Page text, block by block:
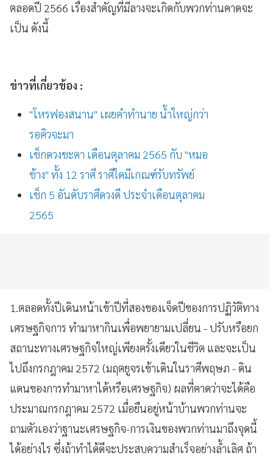
ตลอดปี 2566 เรื่องสำคัญที่มีลางจะเกิดกับพวกท่านคาดจะ
เป็น ดังนี้
ข่าวที่เกี่ยวข้อง :
"โหรฟองสนาน" เผยคำทำนาย น้ำใหญ่กว่า
รอคิวจะมา
เช็กดวงชะตา เดือนตุลาคม 2565 กับ "หมอ
ช้าง" ทั้ง 12 ราศี ราศีใดมีเกณฑ์รับทรัพย์
เช็ก 5 อันดับราศีดวงดี ประจำเดือนตุลาคม
2565
1.ตลอดทั้งปีเดินหน้าเข้าปีที่สองของเจ็ดปีของการปฏิวัติทาง
เศรษฐกิจการ ทำมาหากินเพื่อพยายามเปลี่ยน - ปรับหรือยก
สถานะทางเศรษฐกิจใหญ่เพียงครั้งเดียวในชีวิต และจะเป็น
ไปถึงกรกฎาคม 2572 (มฤตยูจรเข้าเดินในราศีพฤษภ - ดิน
แดนของการทำมาหาได้หรือเศรษฐกิจ) ผลที่คาดว่าจะได้คือ
ประมาณกรกฎาคม 2572 เมื่อยืนอยู่หน้าบ้านพวกท่านจะ
ถามตัวเองว่าฐานะเศรษฐกิจ-การเงินของพวกท่านมาถึงจุดนี้
ได้อย่างไร ซึ่งถ้าทำได้ดีจะประสบความสำเร็จอย่างล้ำเลิศ ถ้า